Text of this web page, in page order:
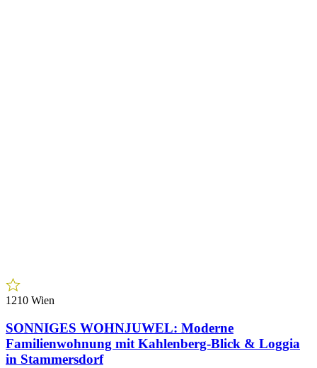
1210 Wien
SONNIGES WOHNJUWEL: Moderne
Familienwohnung mit Kahlenberg-Blick & Loggia
in Stammersdorf